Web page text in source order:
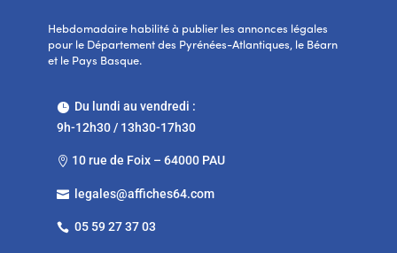
Hebdomadaire habilité à publier les annonces légales
pour le Département des Pyrénées-Atlantiques, le Béarn
et le Pays Basque.
Du lundi au vendredi :
9h-12h30 / 13h30-17h30
 10 rue de Foix – 64000 PAU
 legales@affiches64.com
 05 59 27 37 03